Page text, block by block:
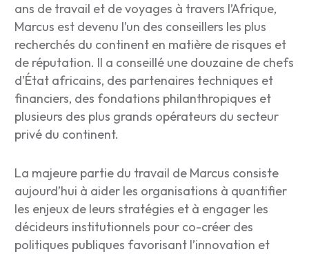
ans de travail et de voyages à travers l’Afrique,
Marcus est devenu l’un des conseillers les plus
recherchés du continent en matière de risques et
de réputation. Il a conseillé une douzaine de chefs
d’État africains, des partenaires techniques et
financiers, des fondations philanthropiques et
plusieurs des plus grands opérateurs du secteur
privé du continent.
La majeure partie du travail de Marcus consiste
aujourd’hui à aider les organisations à quantifier
les enjeux de leurs stratégies et à engager les
décideurs institutionnels pour co-créer des
politiques publiques favorisant l’innovation et